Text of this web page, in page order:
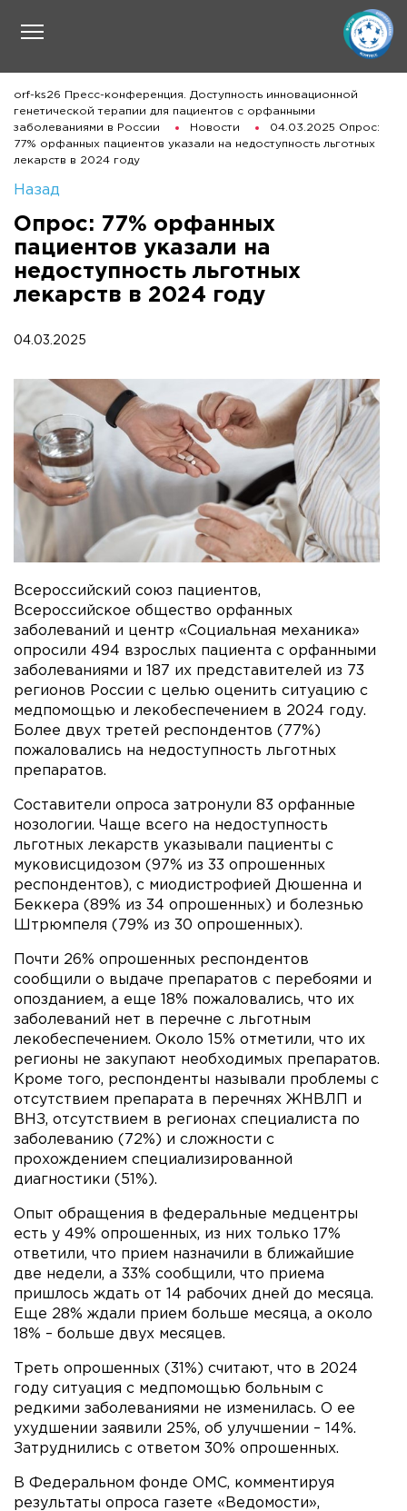
orf-ks26 Пресс-конференция. Доступность инновационной
генетической терапии для пациентов с орфанными
заболеваниями в России
Новости
04.03.2025 Опрос:
77% орфанных пациентов указали на недоступность льготных
лекарств в 2024 году
Назад
Опрос: 77% орфанных
пациентов указали на
недоступность льготных
лекарств в 2024 году
04.03.2025
Всероссийский союз пациентов,
Всероссийское общество орфанных
заболеваний и центр «Социальная механика»
опросили 494 взрослых пациента с орфанными
заболеваниями и 187 их представителей из 73
регионов России с целью оценить ситуацию с
медпомощью и лекобеспечением в 2024 году.
Более двух третей респондентов (77%)
пожаловались на недоступность льготных
препаратов.
Составители опроса затронули 83 орфанные
нозологии. Чаще всего на недоступность
льготных лекарств указывали пациенты с
муковисцидозом (97% из 33 опрошенных
респондентов), с миодистрофией Дюшенна и
Беккера (89% из 34 опрошенных) и болезнью
Штрюмпеля (79% из 30 опрошенных).
Почти 26% опрошенных респондентов
сообщили о выдаче препаратов с перебоями и
опозданием, а еще 18% пожаловались, что их
заболеваний нет в перечне с льготным
лекобеспечением. Около 15% отметили, что их
регионы не закупают необходимых препаратов.
Кроме того, респонденты называли проблемы с
отсутствием препарата в перечнях ЖНВЛП и
ВНЗ, отсутствием в регионах специалиста по
заболеванию (72%) и сложности с
прохождением специализированной
диагностики (51%).
Опыт обращения в федеральные медцентры
есть у 49% опрошенных, из них только 17%
ответили, что прием назначили в ближайшие
две недели, а 33% сообщили, что приема
пришлось ждать от 14 рабочих дней до месяца.
Еще 28% ждали прием больше месяца, а около
18% – больше двух месяцев.
Треть опрошенных (31%) считают, что в 2024
году ситуация с медпомощью больным с
редкими заболеваниями не изменилась. О ее
ухудшении заявили 25%, об улучшении – 14%.
Затруднились с ответом 30% опрошенных.
В Федеральном фонде ОМС, комментируя
результаты опроса газете «Ведомости»,